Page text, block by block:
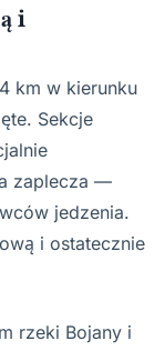
i
km w kierunku
Sekcje
zaplecza —
jedzenia.
i ostatecznie
rzeki Bojany i